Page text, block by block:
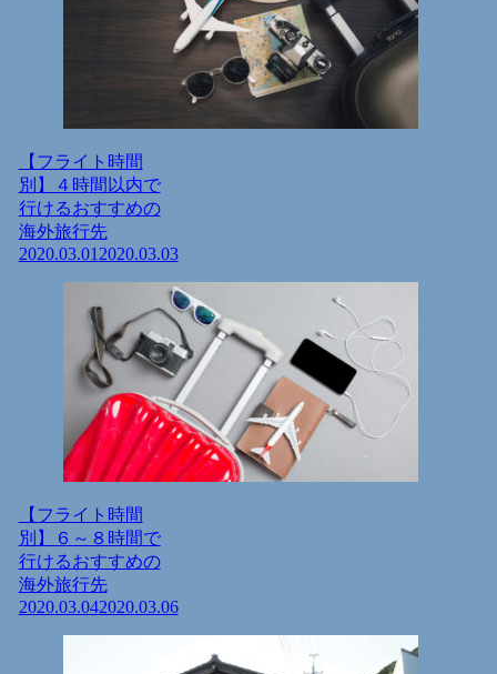
【フライト時間
別】４時間以内で
行けるおすすめの
海外旅行先
2020.03.01 2020.03.03
【フライト時間
別】６～８時間で
行けるおすすめの
海外旅行先
2020.03.042020.03.06